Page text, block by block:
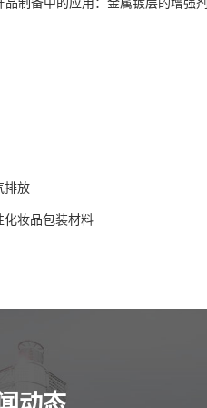
品制备中的应用：金属镀层的增强剂
排放
化妆品包装材料